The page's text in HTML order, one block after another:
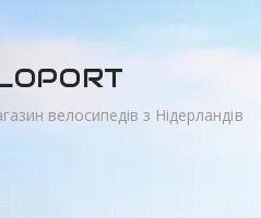
велосипедів з Нідерландів